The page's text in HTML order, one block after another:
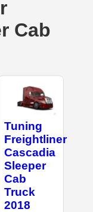
Cab
Tuning
Freightliner
Cascadia
Sleeper
Cab
Truck
2018